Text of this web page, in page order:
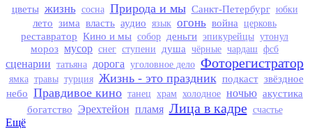
цветы жизнь сосна Природа и мы Санкт-Петербург юбки
лето зима власть аудио язык огонь война церковь
реставратор Кино и мы собор деньги эпикурейцы утонул
мороз мусор снег ступени душа чёрные чардаш фсб
сценарии татьяна дорога уголовное дело Фоторегистратор
ямка травы турция Жизнь - это праздник подкаст звёздное
небо Правдивое кино танец храм холодное ночью акустика
богатство Эрехтейон пламя Лица в кадре счастье
Ещё